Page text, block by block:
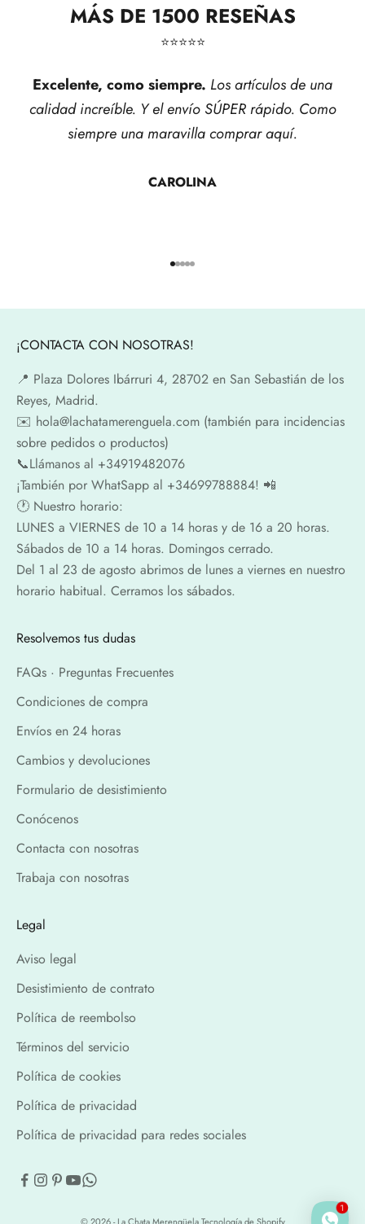
MÁS DE 1500 RESEÑAS
⭐​⭐​⭐​⭐​⭐​
Excelente, como siempre. Los artículos de una
calidad increíble. Y el envío SÚPER rápido. Como
siempre una maravilla comprar aquí.
CAROLINA
Ir al artículo 1
Ir al artículo 2
Ir al artículo 3
Ir al artículo 4
Ir al artículo 5
¡CONTACTA CON NOSOTRAS!
📍​ Plaza Dolores Ibárruri 4, 28702 en San Sebastián de los
Reyes, Madrid.
✉️​ hola@lachatamerenguela.com (también para incidencias
sobre pedidos o productos)
📞​​Llámanos al +34919482076
¡También por WhatSapp al +34699788884! 📲
🕐​ Nuestro horario:
LUNES a VIERNES de 10 a 14 horas y de 16 a 20 horas.
Sábados de 10 a 14 horas. Domingos cerrado.
Del 1 al 23 de agosto abrimos de lunes a viernes en nuestro
horario habitual. Cerramos los sábados.
Resolvemos tus dudas
FAQs · Preguntas Frecuentes
Condiciones de compra
Envíos en 24 horas
Cambios y devoluciones
Formulario de desistimiento
Conócenos
Contacta con nosotras
Trabaja con nosotras
Legal
Aviso legal
Desistimiento de contrato
Política de reembolso
Términos del servicio
Política de cookies
Política de privacidad
Política de privacidad para redes sociales
1